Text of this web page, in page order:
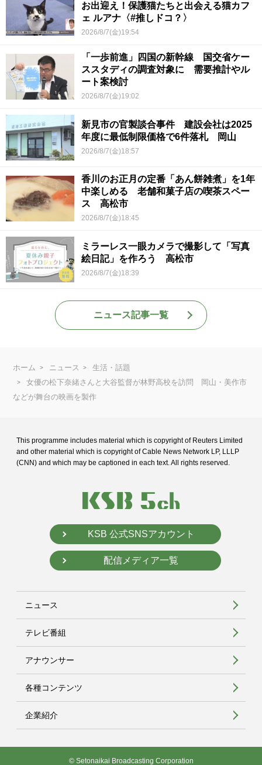
お出迎え！保護猫たちと出会える猫カフ
ェ ルアナ〈#推しドコ？〉
2026/8/7(金)19:54
「一歩前進」四国の新幹線 国交省ケー
ススタディの調査対象に 需要推計やル
ート案検討
2026/8/7(金)19:02
新見市の官製談合事件 建設会社は2025
年度に最低制限価格で6件落札 岡山
2026/8/7(金)18:57
香川のお正月の定番「あん餅雑煮」を1年
中楽しめる 老舗和菓子店の喫茶スペー
ス 高松市
2026/8/7(金)18:45
ミラーレス一眼カメラで撮影して「写真
絵日記」を作ろう 高松市
2026/8/7(金)18:39
ニュース記事一覧
ホーム ニュース
生活・話題
女優の松下奈緒さんと大谷監督が林野高校を訪問 岡山・美作市
などが舞台の映画を製作
This programme includes material which is copyright of Reuters Limited
and other material which is copyright of Cable News Network LP, LLLP
(CNN) and which may be captioned in each text. All rights reserved.
KSB 公式SNSアカウント
配信メディア一覧
ニュース
テレビ番組
アナウンサー
各種コンテンツ
企業紹介
© Setonaikai Broadcasting Corporation